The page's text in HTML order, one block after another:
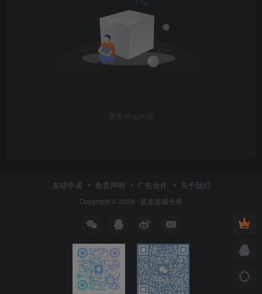
暂无评论内容
友链申请 免责声明 广告合作 关于我们
Copyright © 2024 · 皮皮游戏仓库